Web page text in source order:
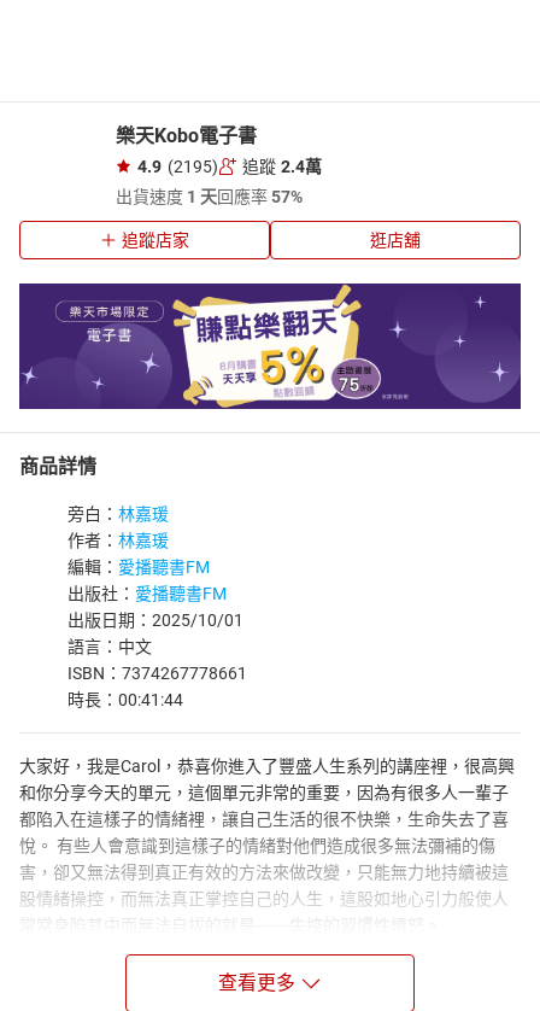
樂天Kobo電子書
4.9 (2195) 追蹤 2.4萬
出貨速度 1 天回應率57%
追蹤店家 逛店舖
商品詳情
旁白： 林嘉瑗
作者： 林嘉瑗
編輯： 愛播聽書FM
出版社： 愛播聽書FM
出版日期：2025/10/01
語言：中文
ISBN：7374267778661
時長：00:41:44
大家好，我是Carol，恭喜你進入了豐盛人生系列的講座裡，很高興
和你分享今天的單元，這個單元非常的重要，因為有很多人一輩子
都陷入在這樣子的情緒裡，讓自己生活的很不快樂，生命失去了喜
悅。 有些人會意識到這樣子的情緒對他們造成很多無法彌補的傷
害，卻又無法得到真正有效的方法來做改變，只能無力地持續被這
股情緒操控，而無法真正掌控自己的人生，這股如地心引力般使人
常常身陷其中而無法自拔的就是-------失控的習慣性憤怒。
查看更多